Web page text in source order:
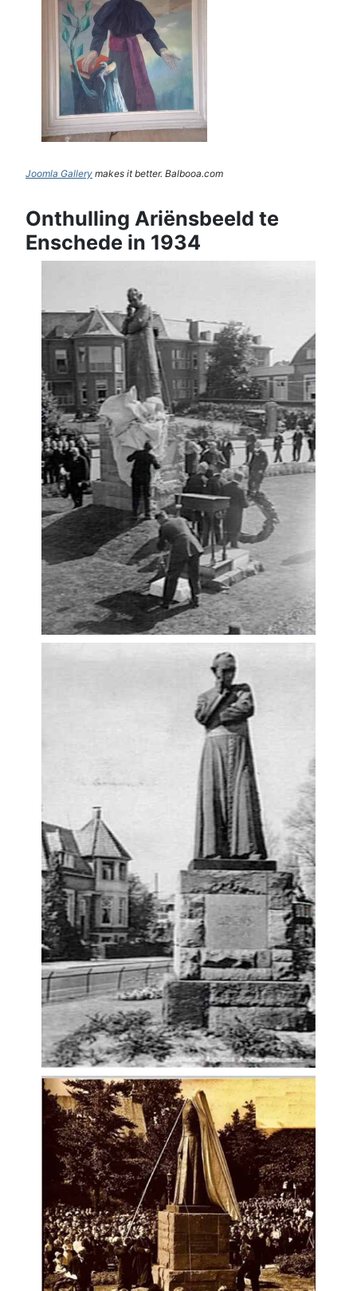
Joomla Gallery makes it better. Balbooa.com
Onthulling Ariënsbeeld te
Enschede in 1934